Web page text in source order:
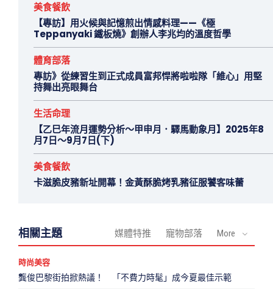
美食餐飲
【專訪】用火候與記憶煎出情感料理——《極
Teppanyaki 鐵板燒》創辦人李兆均的溫度哲學
體育部落
專訪》從練習生到正式成員富邦悍將啦啦隊「維心」用堅
持舞出亮眼舞台
生活命理
【乙巳年流月運勢分析～甲申月．驛馬動象月】2025年8
月7日～9月7日(下)
美食餐飲
卡滋脆皮豬新址開幕！金黃酥脆烤乳豬征服饕客味蕾
相關主題 媒體特推 寵物部落 More
時尚美容
龔俊巴黎街拍掀熱議！ 「不費力時髦」成今夏最佳示範